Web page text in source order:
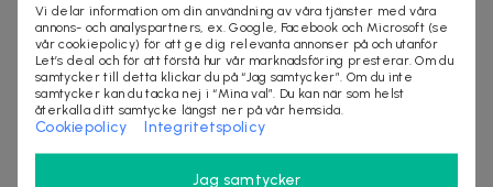
pittoreska byar och historiska städer. Oavsett om ni
drar mot Alperna i söder, utforskar Schwarzwald med
sina kurvor eller cruisar längs Östersjökusten finns det
rutter för alla smaker.
Om TT-Line
Vi delar information om din användning av våra tjänster med våra
annons- och analyspartners, ex. Google, Facebook och Microsoft (se
vår cookiepolicy) för att ge dig relevanta annonser på och utanför
Let’s deal och för att förstå hur vår marknadsföring presterar. Om du
samtycker till detta klickar du på “Jag samtycker”. Om du inte
samtycker kan du tacka nej i “Mina val”. Du kan när som helst
återkalla ditt samtycke längst ner på vår hemsida.
Cookiepolicy Integritetspolicy
Jag samtycker